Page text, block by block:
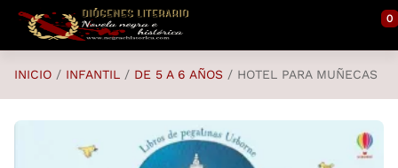
Saltar al contenido principal
0
INICIO INFANTIL DE 5 A 6 AÑOS HOTEL PARA MUÑECAS